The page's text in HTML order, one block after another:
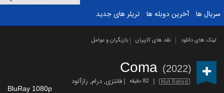
سریال ها
آخرین دوبله ها تریلر های جدید
لینک های دانلود نقد های کاربران بازیگران و عوامل
Coma (2022)
Not Rated 82 دقیقه فانتزی,درام, رازآلود
BluRay 1080p